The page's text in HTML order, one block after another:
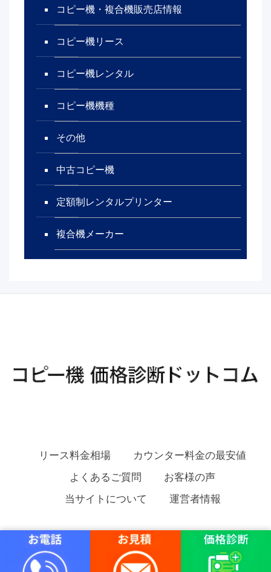
コピー機・複合機販売店情報
コピー機リース
コピー機レンタル
コピー機機種
その他
中古コピー機
定額制レンタルプリンター
複合機メーカー
リース料金相場
カウンター料金の最安値
よくあるご質問
お客様の声
当サイトについて
運営者情報
コピー機 価格診断ドットコム Copyright